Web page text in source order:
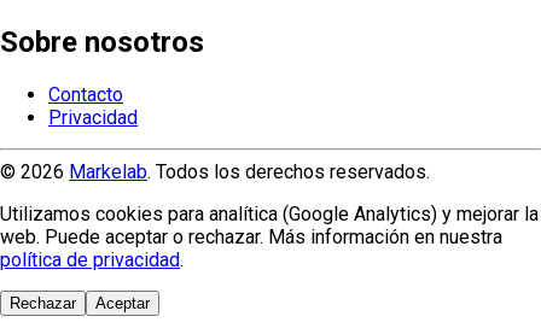
Sobre nosotros
Contacto
Privacidad
© 2026 Markelab. Todos los derechos reservados.
Utilizamos cookies para analítica (Google Analytics) y mejorar la
web. Puede aceptar o rechazar. Más información en nuestra
política de privacidad.
Rechazar Aceptar